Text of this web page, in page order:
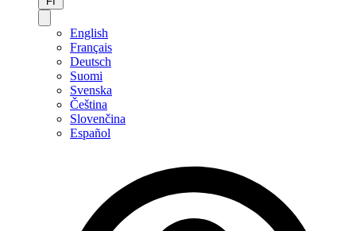
English
Français
Deutsch
Suomi
Svenska
Čeština
Slovenčina
Español